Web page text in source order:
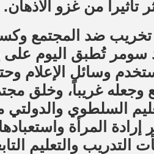
تأثيراً من غزو الأذهان.
تخريب ضد المجتمع
سومر تُطبق اليوم على
وسائل الإعلام
غريباً، وخلق
السلطوي
المرأة
والتعليم